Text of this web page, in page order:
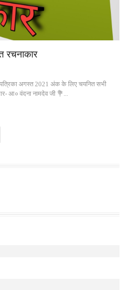
अगस्त 2021 अंक के लिए चयनित सभी
आ० वंदना नामदेव जी 💐...